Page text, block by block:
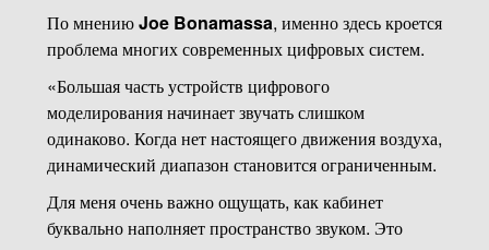
По мнениюJoe Bonamassa, именно здесь кроется
проблема многих современных цифровых систем.
«Большая часть устройств цифрового
моделирования начинает звучать слишком
одинаково. Когда нет настоящего движения воздуха,
динамический диапазон становится ограниченным.
Для меня очень важно ощущать, как кабинет
буквально наполняет пространство звуком. Это